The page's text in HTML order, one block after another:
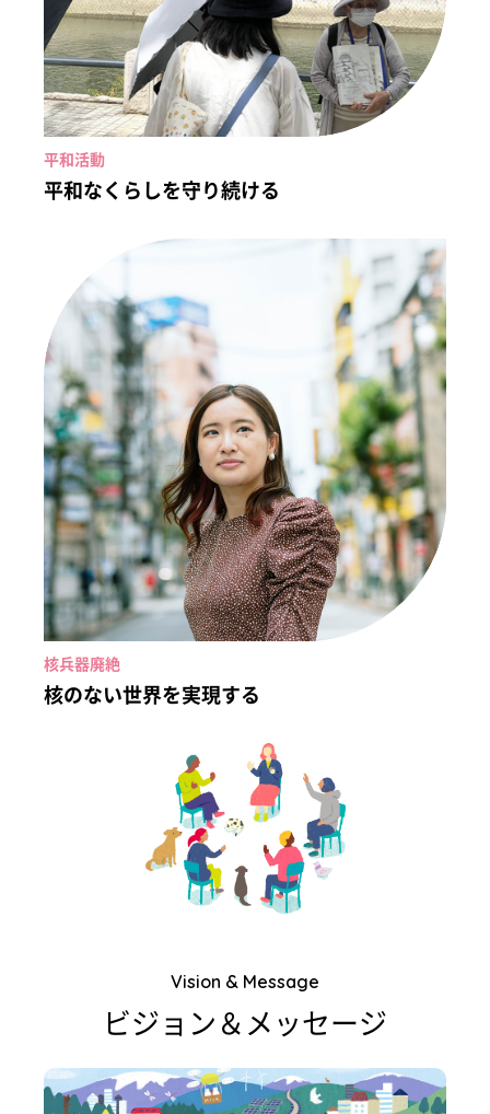
平和活動
平和なくらしを守り続ける
核兵器廃絶
核のない世界を実現する
Vision & Message
ビジョン＆メッセージ